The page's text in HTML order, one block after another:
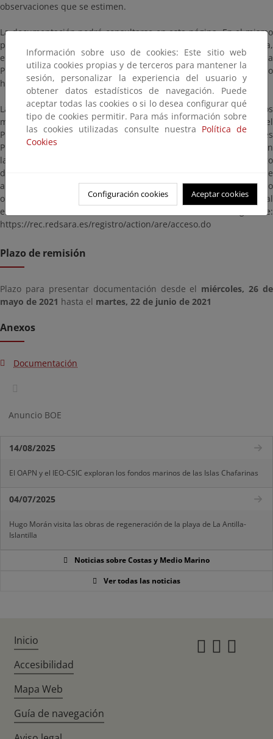
observaciones que se estimen.
La documentación podrá consultarse en esta página. En el mismo
plazo puede ser examinado el expediente, mediante cita previa,
en las oficinas del Servicio Provincial de Costas de Gipuzkoa, en la
Plaza Pío XII, nº 6, 3ª planta de Donostia-San Sebastián en horario
hábil de lunes a viernes de 09:00 a 14:00 horas.
Las alegaciones y observaciones se presentarán según los
mecanismos establecidos en la Ley 39/2015, de 1 de octubre, del
Procedimiento Administrativo Común de las Administraciones
Públicas, dirigidas al Servicio Provincial de Costas de Gipuzkoa, en
la Plaza Pío XII, nº 6, 3ª planta de Donostia-San Sebastián (código
de identificación: EA0043359), citando la/s referencia/s que
aparecen en este anuncio. En particular, si dispone de certificado
o DNI electrónicos en vigor, puede hacer uso del Registro General
en la dirección siguiente:
https://rec.redsara.es/registro/action/are/acceso.do
Plazo de remisión
Plazo para presentar documentación desde el miércoles, 26 de
mayo de 2021 hasta el martes, 22 de junio de 2021
Anexos
Documentación
Anuncio BOE
14/08/2025
El OAPN y el IEO-CSIC exploran los fondos marinos de las Islas Chafarinas
04/07/2025
Hugo Morán visita las obras de regeneración de la playa de La Antilla-
Islantilla
Noticias sobre Costas y Medio Marino
Ver todas las noticias
Información sobre uso de cookies: Este sitio web
utiliza cookies propias y de terceros para mantener la
sesión, personalizar la experiencia del usuario y
obtener datos estadísticos de navegación. Puede
aceptar todas las cookies o si lo desea configurar qué
tipo de cookies permitir. Para más información sobre
las cookies utilizadas consulte nuestra Política de
Cookies
Configuración cookies Aceptar cookies
Inicio
Accesibilidad
Mapa Web
Guía de navegación